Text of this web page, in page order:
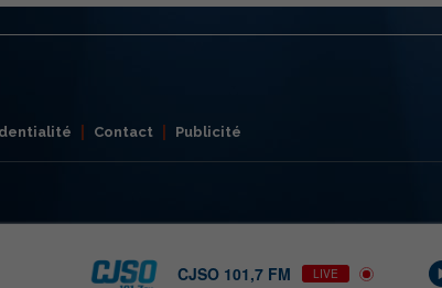
Contact Publicité
CJSO 101,7 FM LIVE